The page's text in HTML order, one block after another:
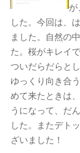
が
した。今回は、
ました。自然の
た。桜がキレイ
ついだらだらと
ゆっくり向き合
めて来たときは
うになって、だ
した。またデト
ざいました！